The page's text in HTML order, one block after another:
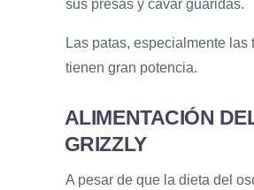
sus presas y cavar guaridas.
Las patas, especialmente las
tienen gran potencia.
ALIMENTACIÓN
GRIZZLY
A pesar de que la dieta del